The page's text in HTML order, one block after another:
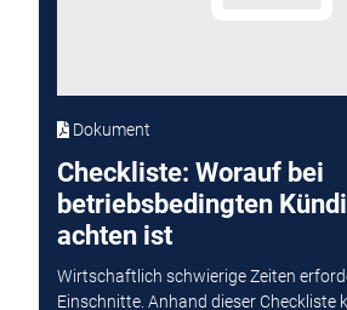
Dokument
Checkliste: Worauf bei
betriebsbedingten
achten ist
Wirtschaftlich schwierige Zeiten
Einschnitte. Anhand dieser Checkliste